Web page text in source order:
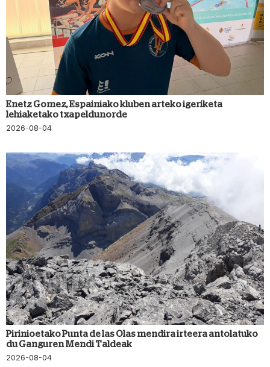
Enetz Gomez, Espainiako kluben arteko igeriketa
lehiaketako txapeldunorde
2026-08-04
Pirinioetako Punta de las Olas mendira irteera antolatuko
du Ganguren Mendi Taldeak
2026-08-04